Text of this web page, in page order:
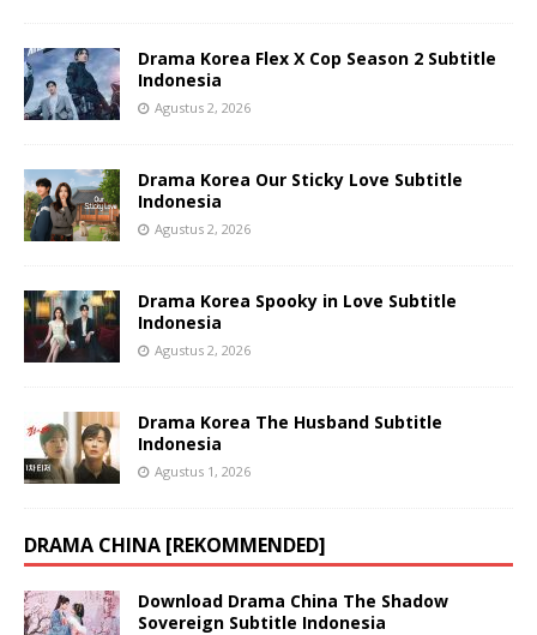
Drama Korea Flex X Cop Season 2 Subtitle
Indonesia
Agustus 2, 2026
Drama Korea Our Sticky Love Subtitle
Indonesia
Agustus 2, 2026
Drama Korea Spooky in Love Subtitle
Indonesia
Agustus 2, 2026
Drama Korea The Husband Subtitle
Indonesia
Agustus 1, 2026
DRAMA CHINA [REKOMMENDED]
Download Drama China The Shadow
Sovereign Subtitle Indonesia